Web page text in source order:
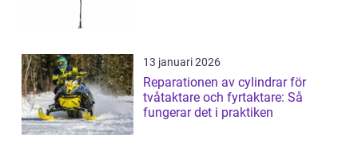
13 januari 2026
Reparationen av cylindrar för
tvåtaktare och fyrtaktare: Så
fungerar det i praktiken